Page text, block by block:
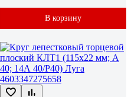
В корзину